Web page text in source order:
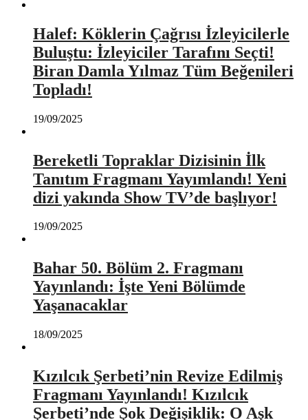
Halef: Köklerin Çağrısı İzleyicilerle
Buluştu: İzleyiciler Tarafını Seçti!
Biran Damla Yılmaz Tüm Beğenileri
Topladı!
19/09/2025
Bereketli Topraklar Dizisinin İlk
Tanıtım Fragmanı Yayımlandı! Yeni
dizi yakında Show TV’de başlıyor!
19/09/2025
Bahar 50. Bölüm 2. Fragmanı
Yayınlandı: İşte Yeni Bölümde
Yaşanacaklar
18/09/2025
Kızılcık Şerbeti’nin Revize Edilmiş
Fragmanı Yayınlandı! Kızılcık
Şerbeti’nde Şok Değişiklik: O Aşk